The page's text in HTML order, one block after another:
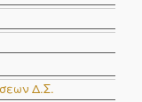
Δ.Σ.